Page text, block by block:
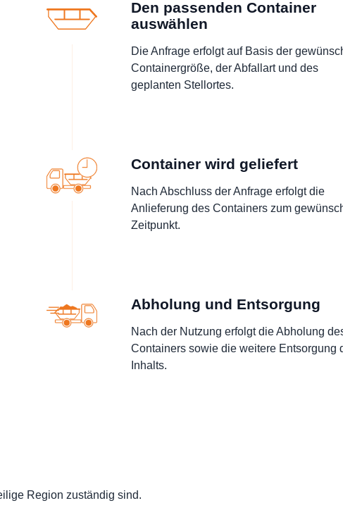
Den passenden Container
auswählen
Die Anfrage erfolgt auf Basis der
Containergröße, der Abfallart und des
geplanten Stellortes.
Container wird geliefert
Nach Abschluss der Anfrage erfolgt die
Anlieferung des Containers zum
Zeitpunkt.
Abholung und Entsorgung
Nach der Nutzung erfolgt die Abholung
Containers sowie die weitere Entsorgung
Inhalts.
Region zuständig sind.